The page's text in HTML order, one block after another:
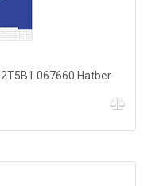
067660 Hatber